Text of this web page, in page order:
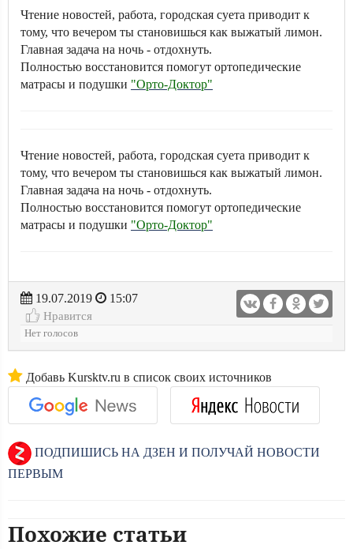
Чтение новостей, работа, городская суета приводит к
тому, что вечером ты становишься как выжатый лимон.
Главная задача на ночь - отдохнуть.
Полностью восстановится помогут ортопедические
матрасы и подушки "Орто-Доктор"
Чтение новостей, работа, городская суета приводит к
тому, что вечером ты становишься как выжатый лимон.
Главная задача на ночь - отдохнуть.
Полностью восстановится помогут ортопедические
матрасы и подушки "Орто-Доктор"
19.07.2019
15:07
Нравится
Нет голосов
Добавь Kursktv.ru в список своих источников
ПОДПИШИСЬ НА ДЗЕН И ПОЛУЧАЙ НОВОСТИ
ПЕРВЫМ
Похожие статьи